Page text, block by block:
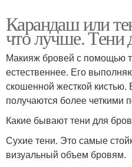
Карандаш или
что лучше. Тени
Макияж бровей с помощью
естественнее. Его
скошенной жесткой
получаются более четкими
Какие бывают тени для
Сухие тени. Это самые
визуальный объем бровям.